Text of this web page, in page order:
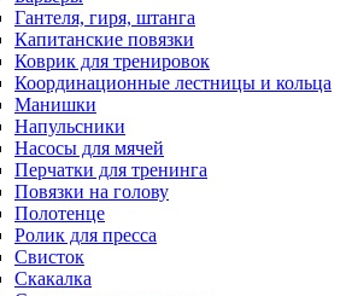
Гантеля, гиря, штанга
Капитанские повязки
Коврик для тренировок
Координационные лестницы и кольца
Манишки
Напульсники
Насосы для мячей
Перчатки для тренинга
Повязки на голову
Полотенце
Ролик для пресса
Свисток
Скакалка